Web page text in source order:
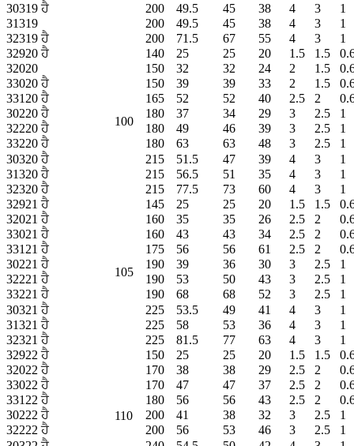
30319 ਹੈ
200 49.5 45 38 4 3
1
31319
200 49.5 45 38 4 3
1
32319 ਹੈ
200 71.5 67 55 4 3
1
32920 ਹੈ
100
140 25 25 20 1.5 1.5
32020
150 32 32 24 2 1.5
33020 ਹੈ
150 39 39 33 2 1.5
33120 ਹੈ
165 52 52 40 2.5 2
30220 ਹੈ
180 37 34 29 3 2.5
1
32220 ਹੈ
180 49 46 39 3 2.5
1
33220 ਹੈ
180 63 63 48 3 2.5
1
30320 ਹੈ
215 51.5 47 39 4 3
1
31320 ਹੈ
215 56.5 51 35 4 3
1
32320 ਹੈ
215 77.5 73 60 4 3
1
32921 ਹੈ
105
145 25 25 20 1.5 1.5
32021 ਹੈ
160 35 35 26 2.5 2
33021 ਹੈ
160 43 43 34 2.5 2
33121 ਹੈ
175 56 56 61 2.5 2
30221 ਹੈ
190 39 36 30 3 2.5
1
32221 ਹੈ
190 53 50 43 3 2.5
1
33221 ਹੈ
190 68 68 52 3 2.5
1
30321 ਹੈ
225 53.5 49 41 4 3
1
31321 ਹੈ
225 58 53 36 4 3
1
32321 ਹੈ
225 81.5 77 63 4 3
1
32922 ਹੈ
110
150 25 25 20 1.5 1.5
32022 ਹੈ
170 38 38 29 2.5 2
33022 ਹੈ
170 47 47 37 2.5 2
33122 ਹੈ
180 56 56 43 2.5 2
30222 ਹੈ
200 41 38 32 3 2.5
1
32222 ਹੈ
200 56 53 46 3 2.5
1